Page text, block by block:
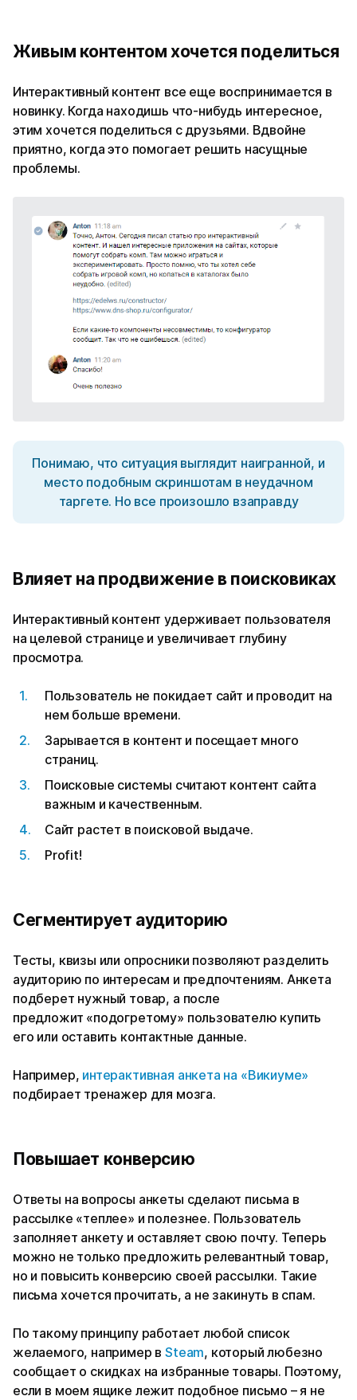
Живым контентом хочется поделиться
Интерактивный контент все еще воспринимается в
новинку. Когда находишь что-нибудь интересное,
этим хочется поделиться с друзьями. Вдвойне
приятно, когда это помогает решить насущные
проблемы.
Понимаю, что ситуация выглядит наигранной, и
место подобным скриншотам в неудачном
таргете. Но все произошло взаправду
Влияет на продвижение в поисковиках
Интерактивный контент удерживает пользователя
на целевой странице и увеличивает глубину
просмотра.
Пользователь не покидает сайт и проводит на
нем больше времени.
Зарывается в контент и посещает много
страниц.
Поисковые системы считают контент сайта
важным и качественным.
Сайт растет в поисковой выдаче.
Profit!
Сегментирует аудиторию
Тесты, квизы или опросники позволяют разделить
аудиторию по интересам и предпочтениям. Анкета
подберет нужный товар, а после
предложит «подогретому» пользователю купить
его или оставить контактные данные.
Например, интерактивная анкета на «Викиуме»
подбирает тренажер для мозга.
Повышает конверсию
Ответы на вопросы анкеты сделают письма в
рассылке «теплее» и полезнее. Пользователь
заполняет анкету и оставляет свою почту. Теперь
можно не только предложить релевантный товар,
но и повысить конверсию своей рассылки. Такие
письма хочется прочитать, а не закинуть в спам.
По такому принципу работает любой список
желаемого, например вSteam, который любезно
сообщает о скидках на избранные товары. Поэтому,
если в моем ящике лежит подобное письмо – я не